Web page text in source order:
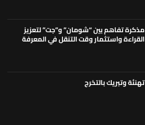
مذكرة تفاهم بين “شومان” و”جت” لتعزيز
القراءة واستثمار وقت التنقل في المعرفة
تهنئة وتبريك بالتخرج